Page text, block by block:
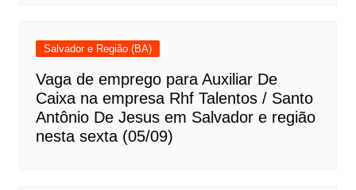
Salvador e Região (BA)
Vaga de emprego para Auxiliar De
Caixa na empresa Rhf Talentos / Santo
Antônio De Jesus em Salvador e região
nesta sexta (05/09)